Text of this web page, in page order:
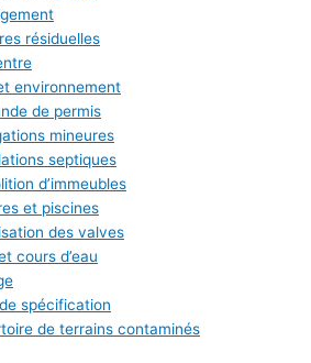
résiduelles
environnement
de permis
mineures
septiques
d’immeubles
et piscines
des valves
cours d’eau
spécification
de terrains contaminés